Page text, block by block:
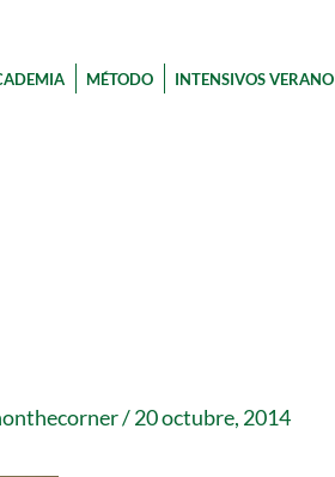
MÉTODO INTENSIVOS VERANO
/20 octubre, 2014